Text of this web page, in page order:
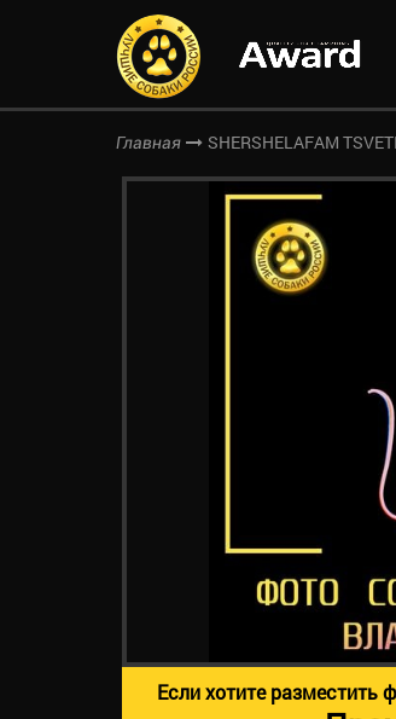
Главная SHERSHELAFAM
Если хотите разместить